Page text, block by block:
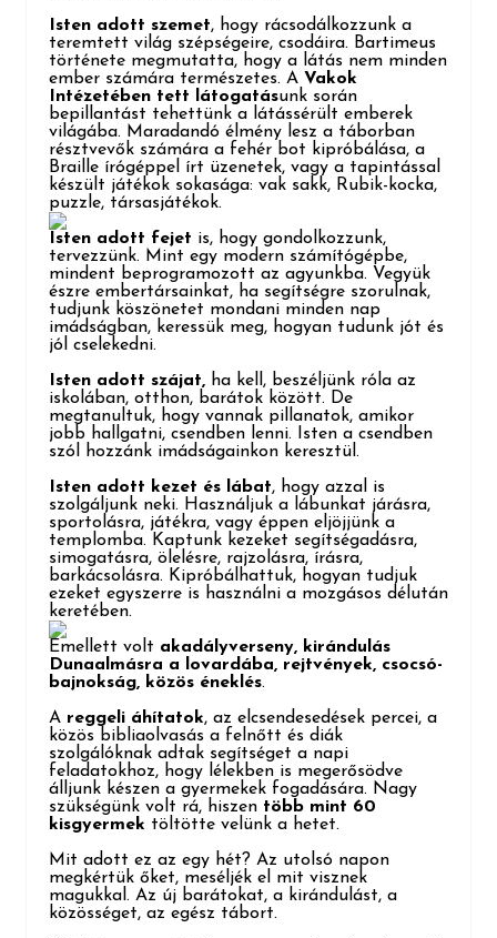
Isten adott szemet, hogy rácsodálkozzunk a
teremtett világ szépségeire, csodáira. Bartimeus
története megmutatta, hogy a látás nem minden
ember számára természetes. A Vakok
Intézetében tett látogatásunk során
bepillantást tehettünk a látássérült emberek
világába. Maradandó élmény lesz a táborban
résztvevők számára a fehér bot kipróbálása, a
Braille írógéppel írt üzenetek, vagy a tapintással
készült játékok sokasága: vak sakk, Rubik-kocka,
puzzle, társasjátékok.
Isten adott fejet is, hogy gondolkozzunk,
tervezzünk. Mint egy modern számítógépbe,
mindent beprogramozott az agyunkba. Vegyük
észre embertársainkat, ha segítségre szorulnak,
tudjunk köszönetet mondani minden nap
imádságban, keressük meg, hogyan tudunk jót és
jól cselekedni.
Isten adott szájat, ha kell, beszéljünk róla az
iskolában, otthon, barátok között. De
megtanultuk, hogy vannak pillanatok, amikor
jobb hallgatni, csendben lenni. Isten a csendben
szól hozzánk imádságainkon keresztül.
Isten adott kezet és lábat, hogy azzal is
szolgáljunk neki. Használjuk a lábunkat járásra,
sportolásra, játékra, vagy éppen eljöjjünk a
templomba. Kaptunk kezeket segítségadásra,
simogatásra, ölelésre, rajzolásra, írásra,
barkácsolásra. Kipróbálhattuk, hogyan tudjuk
ezeket egyszerre is használni a mozgásos délután
keretében.
Emellett volt akadályverseny, kirándulás
Dunaalmásra a lovardába, rejtvények, csocsó-
bajnokság, közös éneklés.
A reggeli áhítatok, az elcsendesedések percei, a
közös bibliaolvasás a felnőtt és diák
szolgálóknak adtak segítséget a napi
feladatokhoz, hogy lélekben is megerősödve
álljunk készen a gyermekek fogadására. Nagy
szükségünk volt rá, hiszen több mint 60
kisgyermek töltötte velünk a hetet.
Mit adott ez az egy hét? Az utolsó napon
megkértük őket, meséljék el mit visznek
magukkal. Az új barátokat, a kirándulást, a
közösséget, az egész tábort.